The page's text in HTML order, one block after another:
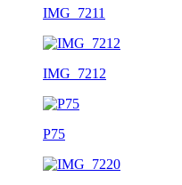
IMG_7211
IMG_7212
P75